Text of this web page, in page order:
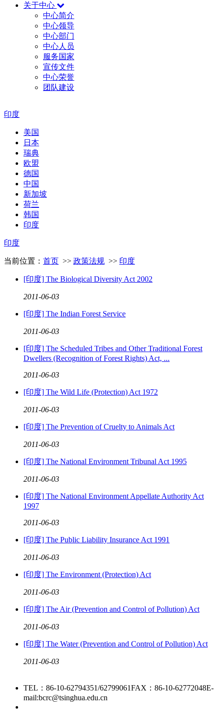
关于中心
中心简介
中心领导
中心部门
中心人员
服务国家
宣传文件
中心荣誉
团队建设
印度
美国
日本
瑞典
欧盟
德国
中国
新加坡
荷兰
韩国
印度
印度
当前位置： 首页 >> 政策法规 >> 印度
[印度] The Biological Diversity Act 2002
2011-06-03
[印度] The Indian Forest Service
2011-06-03
[印度] The Scheduled Tribes and Other Traditional Forest
Dwellers (Recognition of Forest Rights) Act, ...
2011-06-03
[印度] The Wild Life (Protection) Act 1972
2011-06-03
[印度] The Prevention of Cruelty to Animals Act
2011-06-03
[印度] The National Environment Tribunal Act 1995
2011-06-03
[印度] The National Environment Appellate Authority Act
1997
2011-06-03
[印度] The Public Liability Insurance Act 1991
2011-06-03
[印度] The Environment (Protection) Act
2011-06-03
[印度] The Air (Prevention and Control of Pollution) Act
2011-06-03
[印度] The Water (Prevention and Control of Pollution) Act
2011-06-03
TEL：86-10-62794351/62799061FAX：86-10-62772048E-
mail:bcrc@tsinghua.edu.cn